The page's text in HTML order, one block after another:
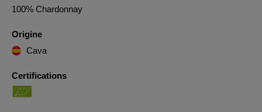
100% Chardonnay
Origine
Cava
Certifications